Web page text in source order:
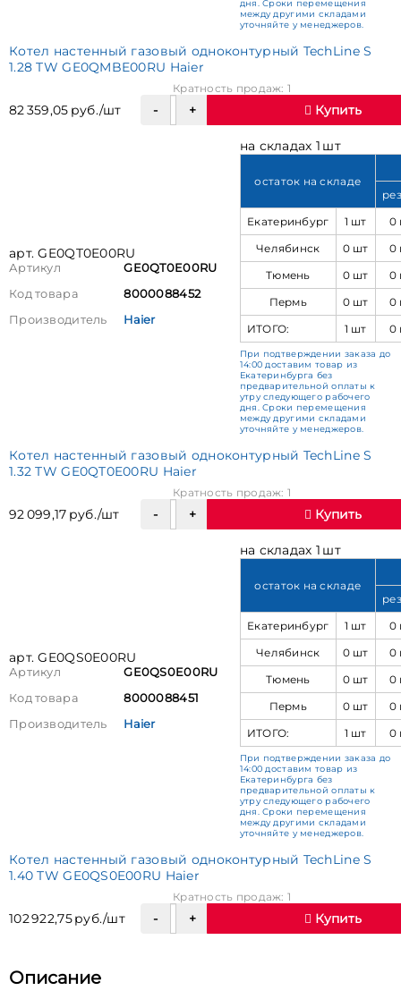
дня. Сроки перемещения
между другими складами
уточняйте у менеджеров.
Котел настенный газовый одноконтурный TechLine S
1.28 TW GE0QMBE00RU Haier
82 359,05 руб./шт
Кратность продаж: 1
Купить
арт. GE0QT0E00RU
Артикул
GE0QT0E00RU
Код товара
8000088452
Производитель
Haier
на складах 1 шт
остаток на складе
Екатеринбург
1 шт
0
Челябинск
0 шт
0
Тюмень
0 шт
0
Пермь
0 шт
0
ИТОГО:
1 шт 0
При подтверждении заказа до
14:00 доставим товар из
Екатеринбурга без
предварительной оплаты к
утру следующего рабочего
дня. Сроки перемещения
между другими складами
уточняйте у менеджеров.
Котел настенный газовый одноконтурный TechLine S
1.32 TW GE0QT0E00RU Haier
92 099,17 руб./шт
Кратность продаж: 1
Купить
арт. GE0QS0E00RU
Артикул
GE0QS0E00RU
Код товара
8000088451
Производитель
Haier
на складах 1 шт
остаток на складе
Екатеринбург
1 шт
0
Челябинск
0 шт
0
Тюмень
0 шт
0
Пермь
0 шт
0
ИТОГО:
1 шт 0
При подтверждении заказа до
14:00 доставим товар из
Екатеринбурга без
предварительной оплаты к
утру следующего рабочего
дня. Сроки перемещения
между другими складами
уточняйте у менеджеров.
Котел настенный газовый одноконтурный TechLine S
1.40 TW GE0QS0E00RU Haier
102 922,75 руб./шт
Кратность продаж: 1
Купить
Описание